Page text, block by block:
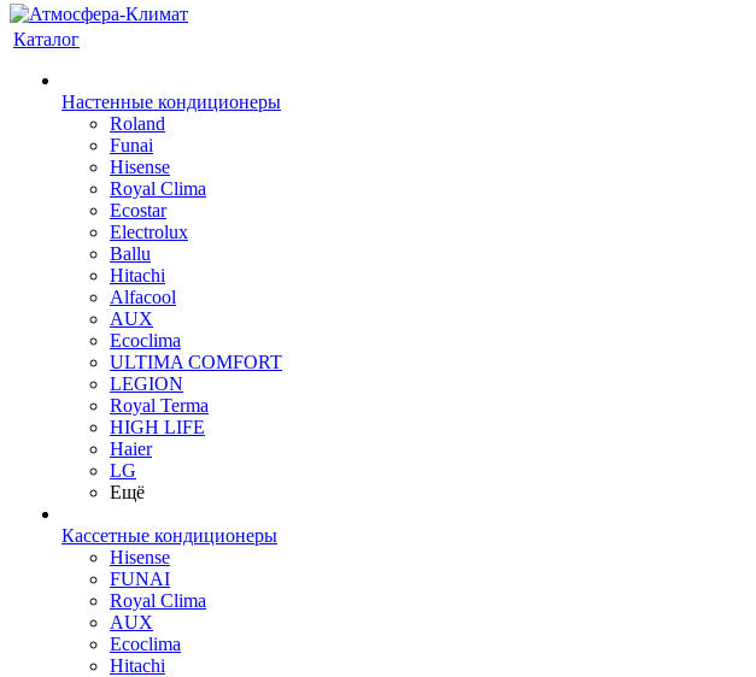
Каталог
Настенные кондиционеры
Roland
Funai
Hisense
Royal Clima
Ecostar
Electrolux
Ballu
Hitachi
Alfacool
AUX
Ecoclima
ULTIMA COMFORT
LEGION
Royal Terma
HIGH LIFE
Haier
LG
Ещё
Кассетные кондиционеры
Hisense
FUNAI
Royal Clima
AUX
Ecoclima
Hitachi